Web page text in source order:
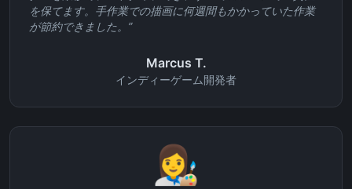
を保てます。手作業での描画に何週間もかかっていた作業
が節約できました。 ”
Marcus T.
インディーゲーム開発者
👩‍🎨